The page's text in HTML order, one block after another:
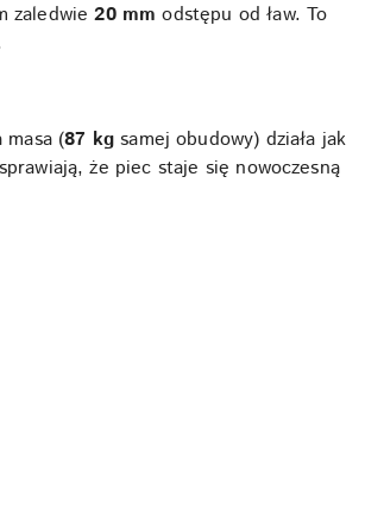
zaledwie 20 mm odstępu od ław. To
(87 kg samej obudowy) działa jak
że piec staje się nowoczesną